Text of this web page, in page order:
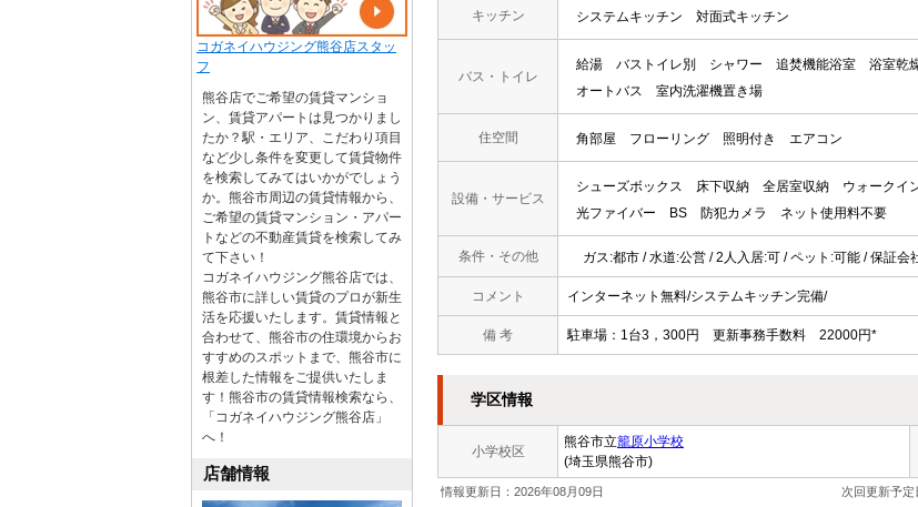
キッチン システムキッチン 対面式キッチン
バス・トイレ
給湯 バストイレ別 シャワー 追焚機能浴室 浴室乾
オートバス
室内洗濯機置き場
住空間 角部屋 フローリング 照明付き エアコン
設備・サービス
シューズボックス 床下収納 全居室収納 ウォークイ
光ファイバー
BS 防犯カメラ ネット使用料不要
条件・その他 ガス:都市 / 水道:公営 / 2人入居:可 / ペット:可能 / 保証会
コメント インターネット無料/システムキッチン完備/
備 考 駐車場：1台3，300円 更新事務手数料 22000円*
学区情報
小学校区
熊谷市立籠原小学校
(埼玉県熊谷市)
情報更新日：2026年08月09日 次回更新予定
コガネイハウジング熊谷店スタッ
フ
熊谷店でご希望の賃貸マンショ
ン、賃貸アパートは見つかりまし
たか？駅・エリア、こだわり項目
など少し条件を変更して賃貸物件
を検索してみてはいかがでしょう
か。熊谷市周辺の賃貸情報から、
ご希望の賃貸マンション・アパー
トなどの不動産賃貸を検索してみ
て下さい！
コガネイハウジング熊谷店では、
熊谷市に詳しい賃貸のプロが新生
活を応援いたします。賃貸情報と
合わせて、熊谷市の住環境からお
すすめのスポットまで、熊谷市に
根差した情報をご提供いたしま
す！熊谷市の賃貸情報検索なら、
「コガネイハウジング熊谷店」
へ！
店舗情報